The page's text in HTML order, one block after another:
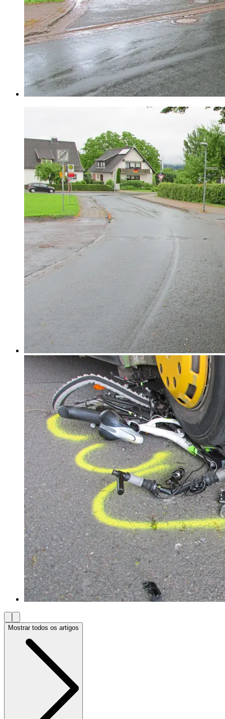
Mostrar todos os artigos